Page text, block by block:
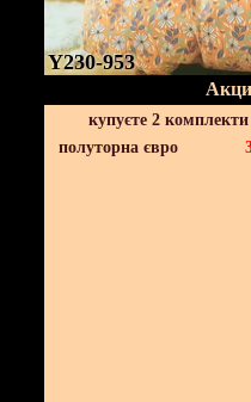
Y230-953
купуєте 2
полуторна євро